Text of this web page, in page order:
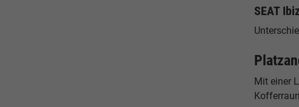
SEAT
Mit einer